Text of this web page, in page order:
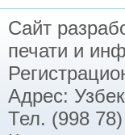
Сайт
печати и
Адрес:
Тел. (998